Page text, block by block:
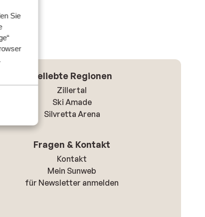
Sie
Beliebte Regionen
Zillertal
Ski Amade
Silvretta Arena
Fragen & Kontakt
Kontakt
Mein Sunweb
für Newsletter anmelden